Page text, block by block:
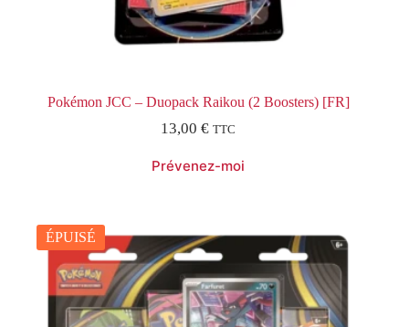
Pokémon JCC – Duopack Raikou (2 Boosters) [FR]
13,00€ TTC
ÉPUISÉ